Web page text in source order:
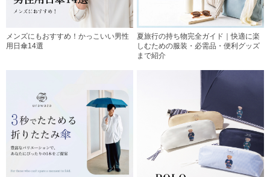
メンズにもおすすめ！かっこいい男性
用日傘14選
夏旅行の持ち物完全ガイド｜快適に楽
しむための服装・必需品・便利グッズ
まで紹介